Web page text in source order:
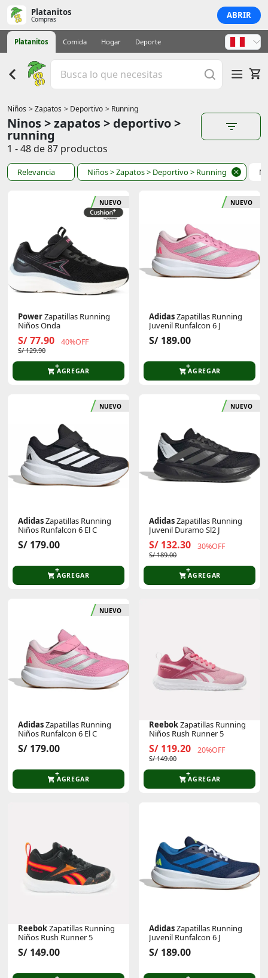
Platanitos
Compras ABRIR
Platanitos Comida Hogar Deporte
Niños > Zapatos > Deportivo > Running
Ninos > zapatos > deportivo >
running
1 - 48 de 87 productos
Relevancia Niños> Zapatos> Deportivo > Running
NUEVO
PowerZapatillas Running
Niños Onda
S/ 77.90 40%OFF
S/ 129.90
AGREGAR
NUEVO
AdidasZapatillas Running
Juvenil Runfalcon 6 J
S/ 189.00
AGREGAR
NUEVO
AdidasZapatillas Running
Niños Runfalcon 6 El C
S/ 179.00
AGREGAR
NUEVO
AdidasZapatillas Running
Juvenil Duramo Sl2 J
S/ 132.30 30%OFF
S/ 189.00
AGREGAR
NUEVO
AdidasZapatillas Running
Niños Runfalcon 6 El C
S/ 179.00
AGREGAR
ReebokZapatillas Running
Niños Rush Runner 5
S/ 119.20 20%OFF
S/ 149.00
AGREGAR
ReebokZapatillas Running
Niños Rush Runner 5
S/ 149.00
AdidasZapatillas Running
Juvenil Runfalcon 6 J
S/ 189.00